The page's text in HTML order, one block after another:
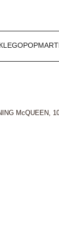
LEGOPOPMART
McQUEEN,